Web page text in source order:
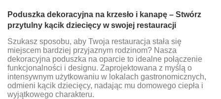
Poduszka dekoracyjna na krzesło i kanapę – Stwórz
przytulny kącik dziecięcy w swojej restauracji
Szukasz sposobu, aby Twoja restauracja stała się
miejscem bardziej przyjaznym rodzinom? Nasza
dekoracyjna poduszka na oparcie to idealne połączenie
funkcjonalności i designu. Zaprojektowana z myślą o
intensywnym użytkowaniu w lokalach gastronomicznych,
odmieni kącik dziecięcy, nadając mu domowego ciepła i
wyjątkowego charakteru.